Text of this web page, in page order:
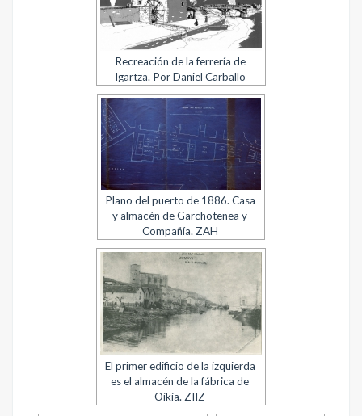
Recreación de la ferrería de
Igartza. Por Daniel Carballo
Plano del puerto de 1886. Casa
y almacén de Garchotenea y
Compañía. ZAH
El primer edificio de la izquierda
es el almacén de la fábrica de
Oikia. ZIIZ